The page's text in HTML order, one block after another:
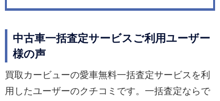
中古車一括査定サービスご利用ユーザー
様の声
買取カービューの愛車無料一括査定サービスを利
用したユーザーのクチコミです。一括査定ならで